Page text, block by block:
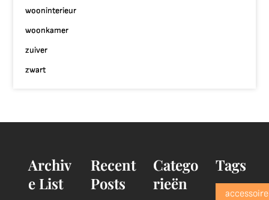
wooninterieur
woonkamer
zuiver
zwart
Archiv
e List
Recent
Posts
Catego
rieën
Tags